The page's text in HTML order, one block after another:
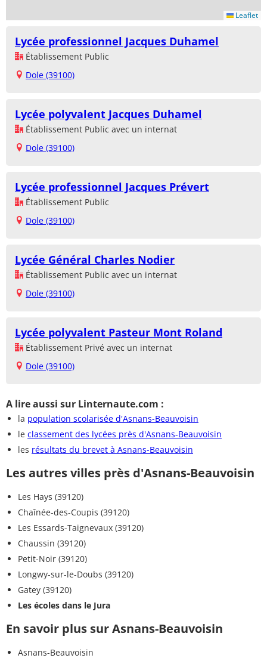
Leaflet
Lycée professionnel Jacques Duhamel
Établissement Public
Dole (39100)
Lycée polyvalent Jacques Duhamel
Établissement Public avec un internat
Dole (39100)
Lycée professionnel Jacques Prévert
Établissement Public
Dole (39100)
Lycée Général Charles Nodier
Établissement Public avec un internat
Dole (39100)
Lycée polyvalent Pasteur Mont Roland
Établissement Privé avec un internat
Dole (39100)
A lire aussi sur Linternaute.com :
la population scolarisée d'Asnans-Beauvoisin
le classement des lycées près d'Asnans-Beauvoisin
les résultats du brevet à Asnans-Beauvoisin
Les autres villes près d'Asnans-Beauvoisin
Les Hays (39120)
Chaînée-des-Coupis (39120)
Les Essards-Taignevaux (39120)
Chaussin (39120)
Petit-Noir (39120)
Longwy-sur-le-Doubs (39120)
Gatey (39120)
Les écoles dans le Jura
En savoir plus sur Asnans-Beauvoisin
Asnans-Beauvoisin